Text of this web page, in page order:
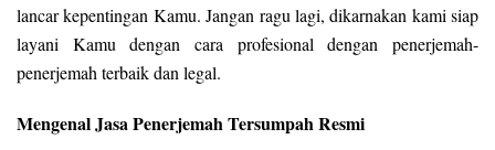
lancar kepentingan Kamu. Jangan ragu lagi, dikarnakan kami siap
layani Kamu dengan cara profesional dengan penerjemah-
penerjemah terbaik dan legal.
Mengenal Jasa Penerjemah Tersumpah Resmi